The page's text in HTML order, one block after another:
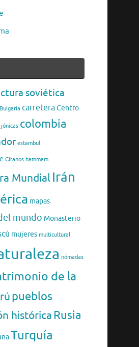
soviética
carreteraCentro
colombia
estambul
Gitanos hammam
MundialIrán
mapas
mundo Monasterio
mujeres multicultural
nómadas
de la
pueblos
históricaRusia
Turquía